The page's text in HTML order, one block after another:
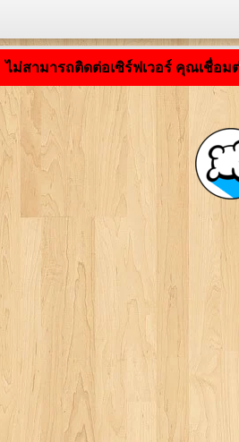
กำลังโหลดแอปพลิเค